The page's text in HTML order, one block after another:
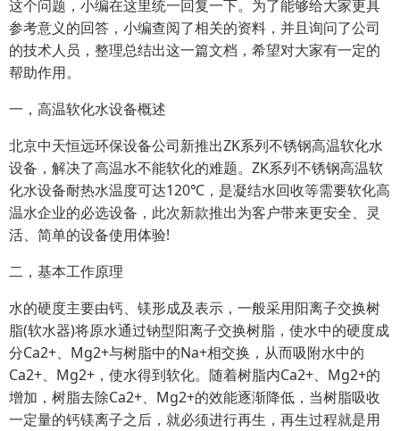
这个问题，小编在这里统一回复一下。为了能够给大家更具
参考意义的回答，小编查阅了相关的资料，并且询问了公司
的技术人员，整理总结出这一篇文档，希望对大家有一定的
帮助作用。
一，高温软化水设备概述
北京中天恒远环保设备公司新推出ZK系列不锈钢高温软化水
设备，解决了高温水不能软化的难题。ZK系列不锈钢高温软
化水设备耐热水温度可达120℃，是凝结水回收等需要软化高
温水企业的必选设备，此次新款推出为客户带来更安全、灵
活、简单的设备使用体验!
二，基本工作原理
水的硬度主要由钙、镁形成及表示，一般采用阳离子交换树
脂(软水器)将原水通过钠型阳离子交换树脂，使水中的硬度成
分Ca2+、Mg2+与树脂中的Na+相交换，从而吸附水中的
Ca2+、Mg2+，使水得到软化。随着树脂内Ca2+、Mg2+的
增加，树脂去除Ca2+、Mg2+的效能逐渐降低，当树脂吸收
一定量的钙镁离子之后，就必须进行再生，再生过程就是用